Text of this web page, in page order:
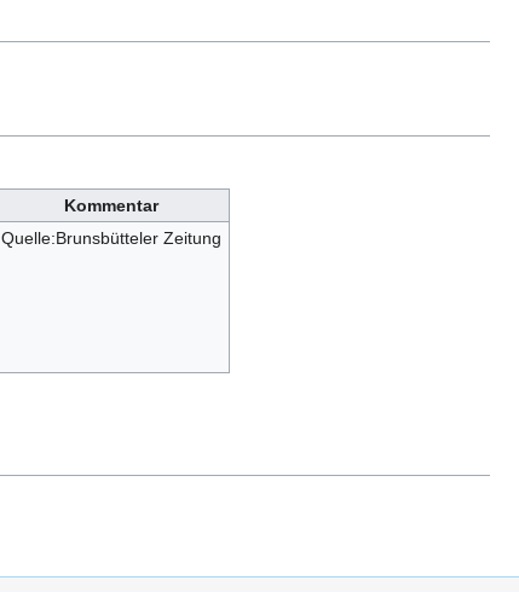
Kommentar
Quelle:Brunsbütteler Zeitung